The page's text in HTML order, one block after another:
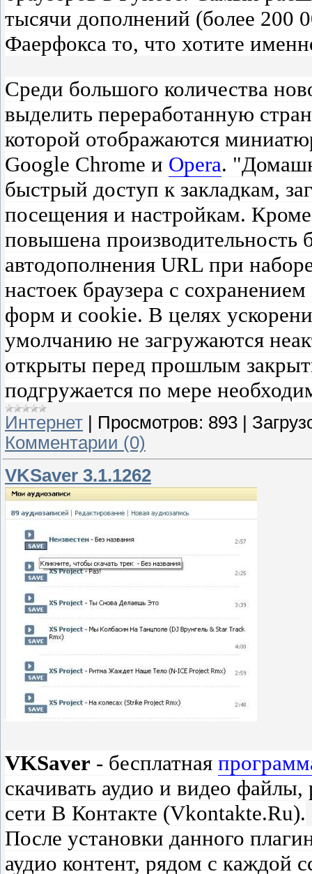
тысячи дополнений (более 200
Фаерфокса то, что хотите
Среди большого количества
выделить переработанную
которой отображаются
Google Chrome и Opera.
быстрый доступ к закладкам,
посещения и настройкам.
повышена производительность
автодополнения URL при
настоек браузера с
форм и cookie. В целях
умолчанию не загружаются
открыты перед прошлым
подгружается по мере
Интернет | Просмотров: 893 |
Комментарии (0)
VKSaver 3.1.1262
VKSaver - бесплатная
скачивать аудио и видео
сети В Контакте (Vkontakte.Ru).
После установки данного
аудио контент, рядом с каждой